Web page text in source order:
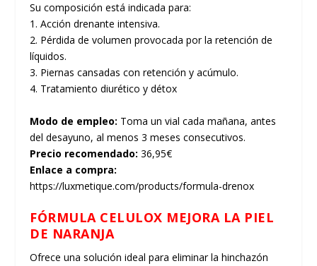
Su composición está indicada para:
1. Acción drenante intensiva.
2. Pérdida de volumen provocada por la retención de
líquidos.
3. Piernas cansadas con retención y acúmulo.
4. Tratamiento diurético y détox
Modo de empleo: Toma un vial cada mañana, antes
del desayuno, al menos 3 meses consecutivos.
Precio recomendado: 36,95€
Enlace a compra:
https://luxmetique.com/products/formula-drenox
FÓRMULA CELULOX MEJORA LA PIEL
DE NARANJA
Ofrece una solución ideal para eliminar la hinchazón